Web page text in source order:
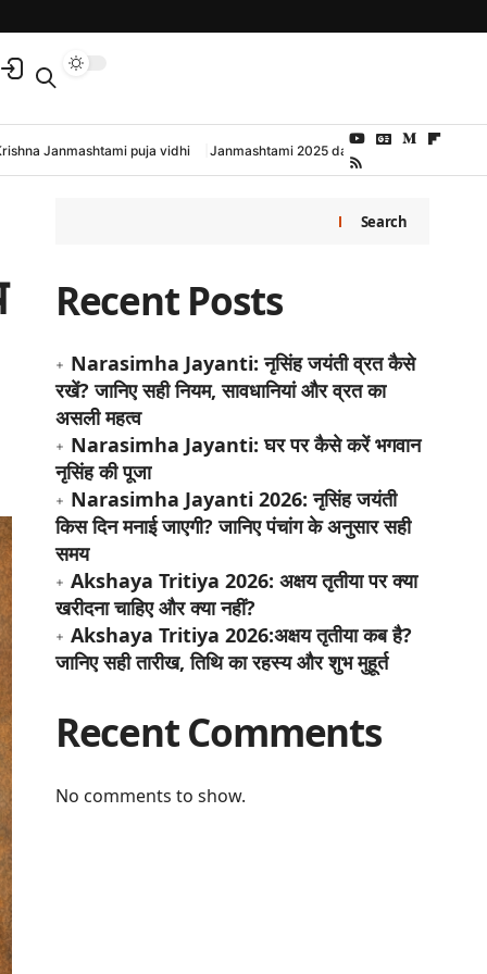
Janmashtami puja vidhi Janmashtami 2025 date and time
Search
Recent Posts
Narasimha Jayanti: नृसिंह जयंती व्रत कैसे
रखें? जानिए सही नियम, सावधानियां और व्रत का
असली महत्व
Narasimha Jayanti: घर पर कैसे करें भगवान
नृसिंह की पूजा
Narasimha Jayanti 2026: नृसिंह जयंती
किस दिन मनाई जाएगी? जानिए पंचांग के अनुसार सही
समय
Akshaya Tritiya 2026: अक्षय तृतीया पर क्या
खरीदना चाहिए और क्या नहीं?
Akshaya Tritiya 2026:अक्षय तृतीया कब है?
जानिए सही तारीख, तिथि का रहस्य और शुभ मुहूर्त
Recent Comments
No comments to show.